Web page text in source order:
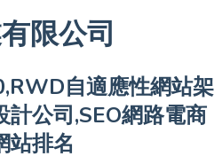
限公司
自適應性網站架
計公司,SEO網路電商
站排名